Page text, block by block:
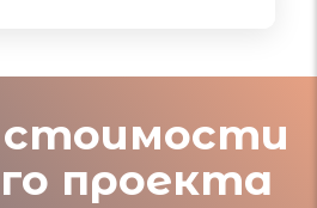
проекта